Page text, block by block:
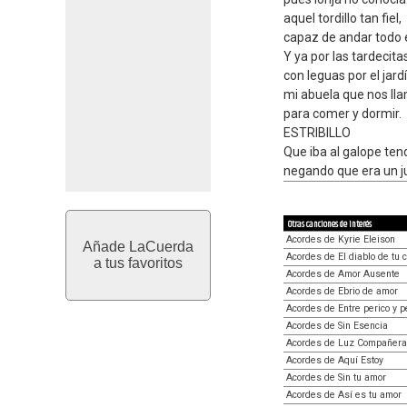
Añade LaCuerda
a tus favoritos
aquel tordillo tan fiel,
capaz de andar todo
Y ya por las
con leguas por el
mi abuela que nos
para comer y dormir.
ESTRIBILLO
Que iba al galope
negando que era un
Otras canciones de interés
Acordes de Kyrie Eleison
Acordes de El diablo de tu
Acordes de Amor Ausente
Acordes de Ebrio de amor
Acordes de Entre perico y
Acordes de Sin Esencia
Acordes de Luz Compañera
Acordes de Aquí Estoy
Acordes de Sin tu amor
Acordes de Así es tu amor